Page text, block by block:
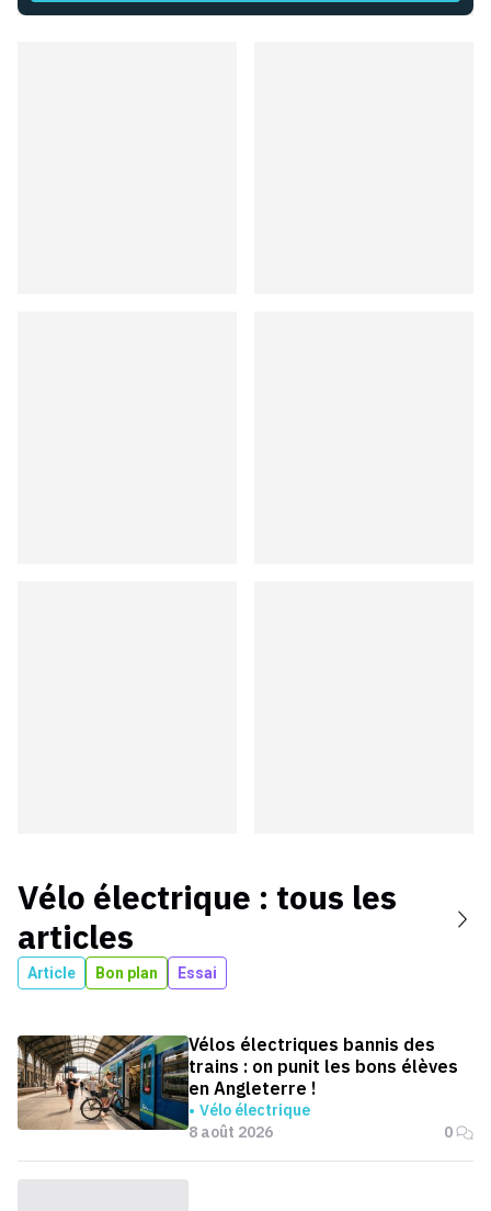
Vélo électrique : tous les
articles
Article Bon plan Essai
Vélos électriques bannis des
trains : on punit les bons élèves
en Angleterre !
Vélo électrique
8 août 2026
0